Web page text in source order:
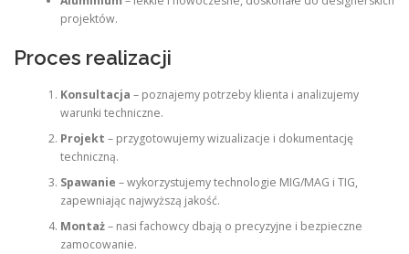
projektów.
Proces realizacji
Konsultacja – poznajemy potrzeby klienta i analizujemy
warunki techniczne.
Projekt – przygotowujemy wizualizacje i dokumentację
techniczną.
Spawanie – wykorzystujemy technologie MIG/MAG i TIG,
zapewniając najwyższą jakość.
Montaż– nasi fachowcy dbają o precyzyjne i bezpieczne
zamocowanie.